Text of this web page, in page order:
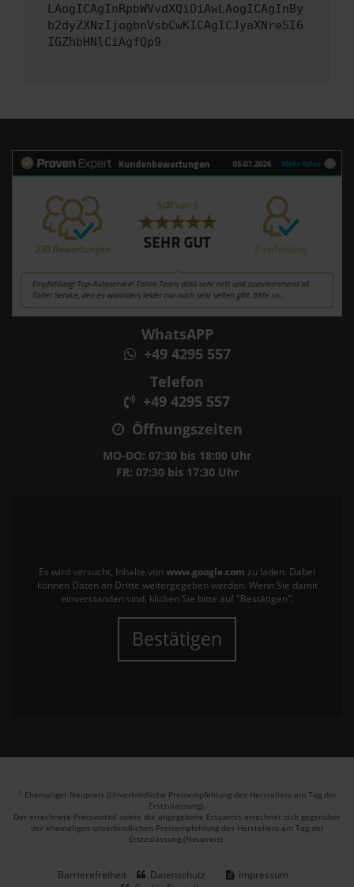
LAogICAgInRpbWVvdXQiOiAwLAogICAgInBy
b2dyZXNzIjogbnVsbCwKICAgICJyaXNreSI6
IGZhbHNlCiAgfQp9
WhatsAPP
+49 4295 557
Telefon
+49 4295 557
Öffnungszeiten
MO-DO: 07:30 bis 18:00 Uhr
FR: 07:30 bis 17:30 Uhr
Es wird versucht, Inhalte von www.google.com zu laden. Dabei
können Daten an Dritte weitergegeben werden. Wenn Sie damit
einverstanden sind, klicken Sie bitte auf "Bestätigen".
Bestätigen
1 Ehemaliger Neupreis (Unverbindliche Preisempfehlung des Herstellers am Tag der
Erstzulassung).
Der errechnete Preisvorteil sowie die angegebene Ersparnis errechnet sich gegenüber
der ehemaligen unverbindlichen Preisempfehlung des Herstellers am Tag der
Erstzulassung (Neupreis).
Barrierefreiheit Datenschutz
Impressum